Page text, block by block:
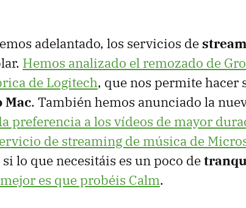
adelantado, los servicios de
Hemos analizado el remozado de
de Logitech, que nos permite hacer
Mac. También hemos anunciado la
preferencia a los vídeos de mayor
de streaming de música de
lo que necesitáis es un poco de
es que probéis Calm.